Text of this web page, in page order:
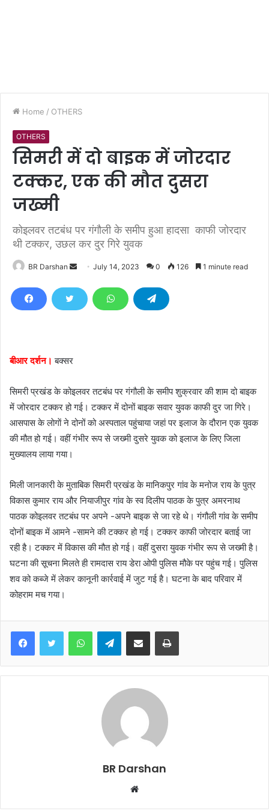
Home / OTHERS
OTHERS
सिमरी में दो बाइक में जोरदार
टक्कर, एक की मौत दुसरा
जख्मी
कोइलवर तटबंध पर गंगौली के समीप हुआ हादसा काफी जोरदार
थी टक्कर, उछल कर दुर गिरे युवक
BR Darshan
d
i
l
July 14, 2023 0 126 1 minute read
बीआर दर्शन। बक्सर
सिमरी प्रखंड के कोइलवर तटबंध पर गंगौली के समीप शुक्रवार की शाम दो बाइक
में जोरदार टक्कर हो गई। टक्कर में दोनों बाइक सवार युवक काफी दुर जा गिरे।
आसपास के लाेगाें ने दोनों को अस्पताल पहुंचाया जहां पर इलाज के दौरान एक युवक
की मौत हो गई। वहीं गंभीर रूप से जख्मी दुसरे युवक को इलाज के लिए जिला
मुख्यालय लाया गया।
मिली जानकारी के मुताबिक सिमरी प्रखंड के मानिकपुर गांव के मनोज राय के पुत्र
विकास कुमार राय और नियाजीपुर गांव के स्व दिलीप पाठक के पुत्र अमरनाथ
पाठक कोइलवर तटबंध पर अपने -अपने बाइक से जा रहे थे। गंगौली गांव के समीप
दोनों बाइक में आमने -सामने की टक्कर हो गई। टक्कर काफी जोरदार बताई जा
रही है। टक्कर में विकास की मौत हो गई। वहीं दुसरा युवक गंभीर रूप से जख्मी है।
घटना की सूचना मिलते ही रामदास राय डेरा ओपी पुलिस मौके पर पहुंच गई। पुलिस
शव को कब्जे में लेकर कानूनी कार्रवाई में जुट गई है। घटना के बाद परिवार में
कोहराम मच गया।
Telegram
BR Darshan